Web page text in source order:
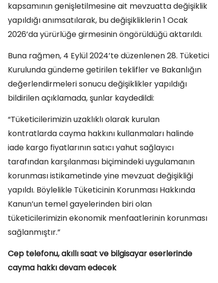
kapsamının genişletilmesine ait mevzuatta değişiklik
yapıldığı anımsatılarak, bu değişikliklerin 1 Ocak
2026’da yürürlüğe girmesinin öngörüldüğü aktarıldı.
Buna rağmen, 4 Eylül 2024’te düzenlenen 28. Tüketici
Kurulunda gündeme getirilen teklifler ve Bakanlığın
değerlendirmeleri sonucu değişiklikler yapıldığı
bildirilen açıklamada, şunlar kaydedildi:
“Tüketicilerimizin uzaklıklı olarak kurulan
kontratlarda cayma hakkını kullanmaları halinde
iade kargo fiyatlarının satıcı yahut sağlayıcı
tarafından karşılanması biçimindeki uygulamanın
korunması istikametinde yine mevzuat değişikliği
yapıldı. Böylelikle Tüketicinin Korunması Hakkında
Kanun’un temel gayelerinden biri olan
tüketicilerimizin ekonomik menfaatlerinin korunması
sağlanmıştır.”
Cep telefonu, akıllı saat ve bilgisayar eserlerinde
cayma hakkı devam edecek